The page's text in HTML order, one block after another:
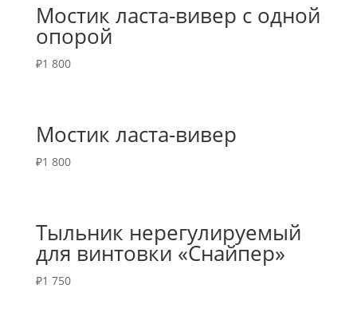
Мостик ласта-вивер с одной
опорой
₽1 800
Мостик ласта-вивер
₽1 800
Тыльник нерегулируемый
для винтовки «Снайпер»
₽1 750